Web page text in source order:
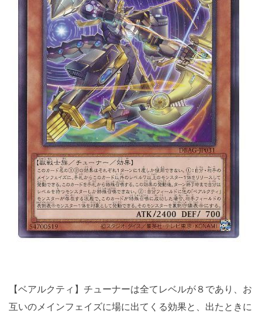
【ベアルクティ】チューナーは全てレベルが８であり、お
互いのメインフェイズに場に出てくる効果と、出たときに